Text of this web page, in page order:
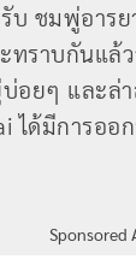
บ ชมพู่อาร
ทราบกันแ
อยๆ และล่า
ได้มีการออ
Sponsored